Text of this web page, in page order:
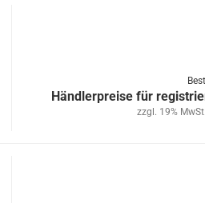
Händlerpreise für
zzgl. 19%